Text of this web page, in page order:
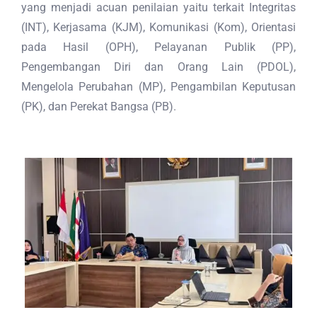
yang menjadi acuan penilaian yaitu terkait Integritas
(INT), Kerjasama (KJM), Komunikasi (Kom), Orientasi
pada Hasil (OPH), Pelayanan Publik (PP),
Pengembangan Diri dan Orang Lain (PDOL),
Mengelola Perubahan (MP), Pengambilan Keputusan
(PK), dan Perekat Bangsa (PB).